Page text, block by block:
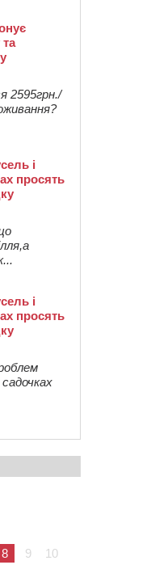
2595грн./
і
просять
і
просять
8 9 10